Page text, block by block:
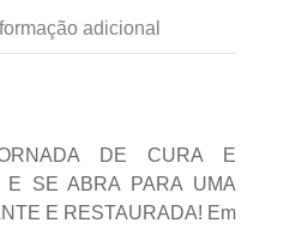
adicional
DE CURA E
E SE ABRA PARA UMA
E RESTAURADA! Em